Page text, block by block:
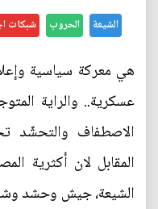
الشيعة الحروب شبكات
هي معركة سياسية
عسكرية.. والراية
الاصطفاف والتحشّد
المقابل لان أكثرية
الشيعة، جيش وحشد